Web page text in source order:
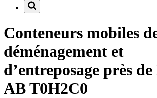
Conteneurs mobiles
déménagement et
d’entreposage près de
AB T0H2C0